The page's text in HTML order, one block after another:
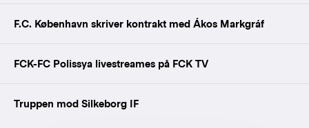
F.C. København skriver kontrakt med Ákos Markgráf
FCK-FC Polissya livestreames på FCK TV
Truppen mod Silkeborg IF